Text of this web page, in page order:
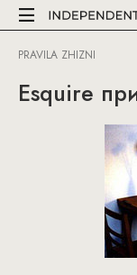
PRAVILA ZHIZNI
Esquire